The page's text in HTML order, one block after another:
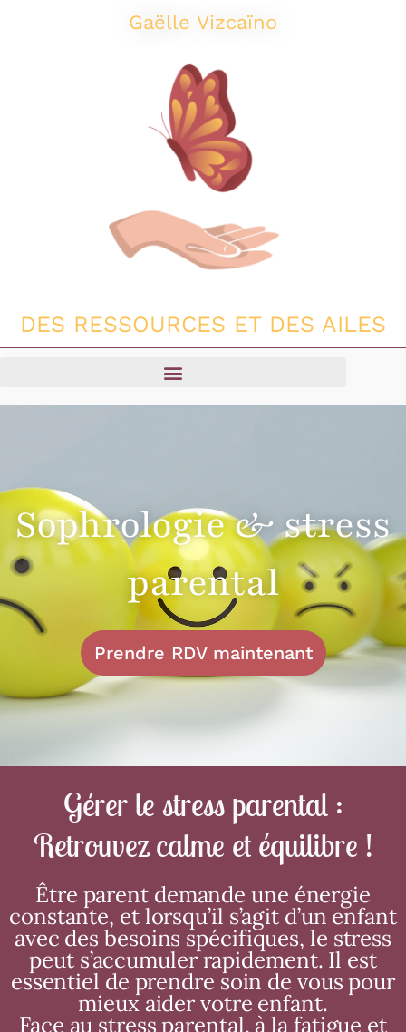
Gaëlle Vizcaïno
DES RESSOURCES ET DES AILES
Sophrologie & stress
parental
Prendre RDV maintenant
Gérer le stress parental :
Retrouvez calme et équilibre !
Être parent demande une énergie
constante, et lorsqu’il s’agit d’un enfant
avec des besoins spécifiques, le stress
peut s’accumuler rapidement. Il est
essentiel de prendre soin de vous pour
mieux aider votre enfant.
Face au stress parental, à la fatigue et